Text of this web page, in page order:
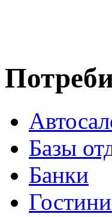
Базы
Банки